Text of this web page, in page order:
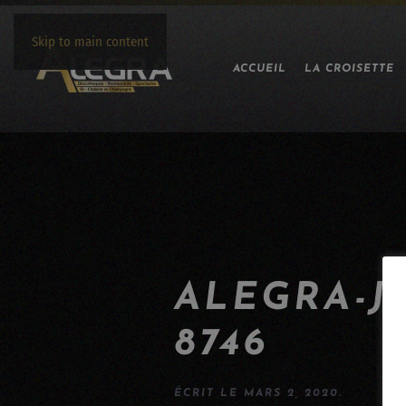
Skip to main content
ACCUEIL LA CROISETTE
ALEGRA-
8746
ÉCRIT LE MARS 2, 2020.